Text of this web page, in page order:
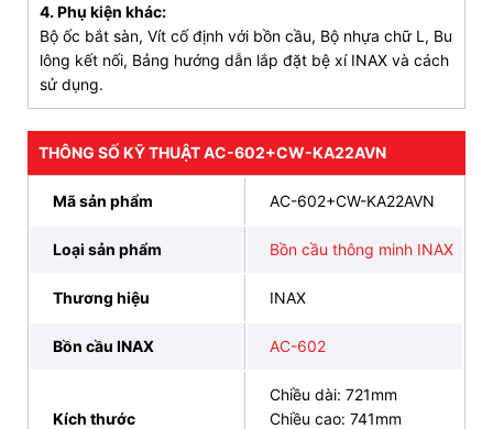
linh hoạt;
Bảng điều khiển từ xa tiện lợi, giúp người dùng
dễ dàng thao tác;
Rơ-le nhiệt thông minh, tự động ngắt khi gặp sự
cố, bảo vệ thiết bị và người dùng;
Khử mùi X-FRESH loại bỏ hiệu quả mùi hôi khó
chịu.
CAM KẾT CHÍNH HÃNG, ƯU ĐÃI HẤP DẪN, HỖ
TRỢ THANH TOÁN
TRẢ GÓP 0% LÃI SUẤT, GIAO HÀNG SIÊU TỐC
093 828 6388
4. Phụ kiện khác:
Bộ ốc bắt sàn, Vít cố định với bồn cầu, Bộ nhựa chữ L, Bu
lông kết nối, Bảng hướng dẫn lắp đặt bệ xí INAX và cách
sử dụng.
THÔNG SỐ KỸ THUẬT AC-602+CW-KA22AVN
Mã sản phẩm AC-602+CW-KA22AVN
Loại sản phẩm Bồn cầu thông minh INAX
Thương hiệu INAX
Bồn cầu INAX AC-602
Kích thước
Chiều dài: 721mm
Chiều cao: 741mm